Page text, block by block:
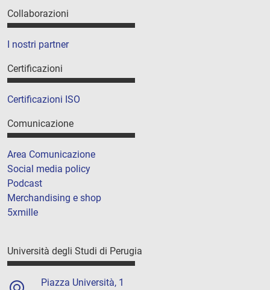
Collaborazioni
I nostri partner
Certificazioni
Certificazioni ISO
Comunicazione
Area Comunicazione
Social media policy
Podcast
Merchandising e shop
5xmille
Università degli Studi di Perugia
Piazza Università, 1